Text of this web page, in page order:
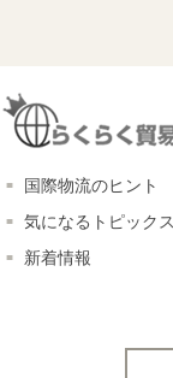
国際物流のヒント
気になるトピックス
新着情報